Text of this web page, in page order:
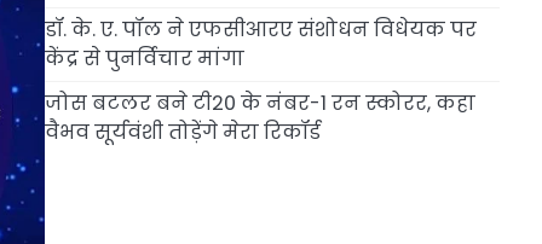
डॉ. के. ए. पॉल ने एफसीआरए संशोधन विधेयक पर
केंद्र से पुनर्विचार मांगा
जोस बटलर बने टी20 के नंबर-1 रन स्कोरर, कहा
वैभव सूर्यवंशी तोड़ेंगे मेरा रिकॉर्ड